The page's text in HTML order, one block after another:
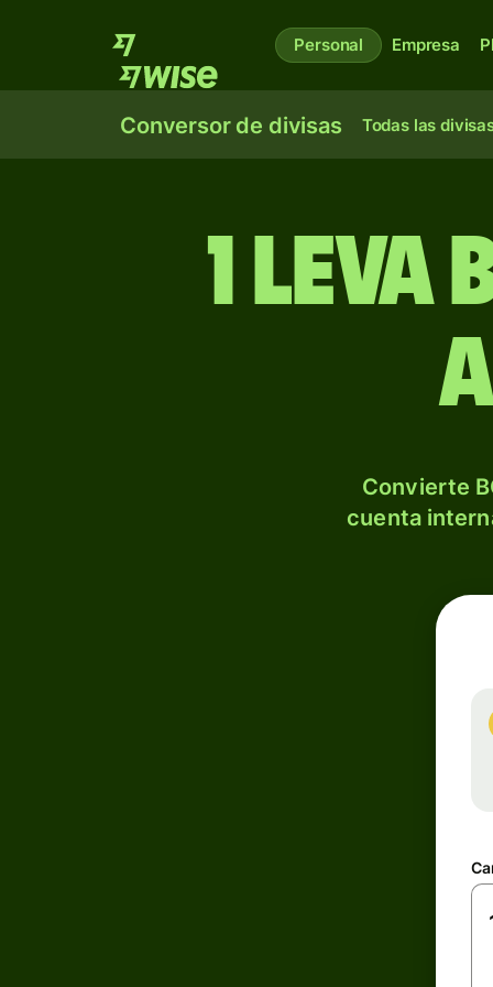
Personal Empresa
Conversor de divisas Todas las
1
Convierte
cuenta